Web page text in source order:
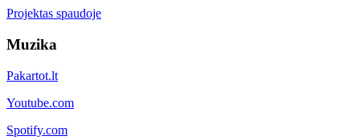
Projektas spaudoje
Muzika
Pakartot.lt
Youtube.com
Spotify.com